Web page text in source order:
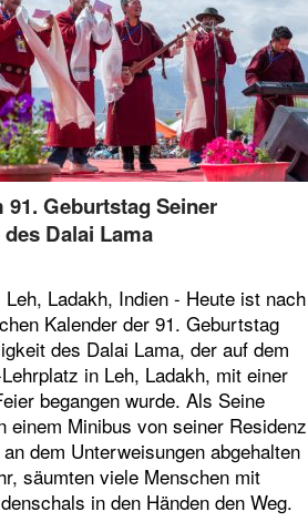
91. Geburtstag Seiner
Dalai Lama
Leh, Ladakh, Indien - Heute ist nach
Kalender der 91. Geburtstag
des Dalai Lama, der auf dem
in Leh, Ladakh, mit einer
begangen wurde. Als Seine
einem Minibus von seiner Residenz
dem Unterweisungen abgehalten
säumten viele Menschen mit
in den Händen den Weg.